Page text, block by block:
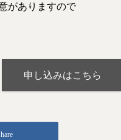
がありますので
申し込みはこちら